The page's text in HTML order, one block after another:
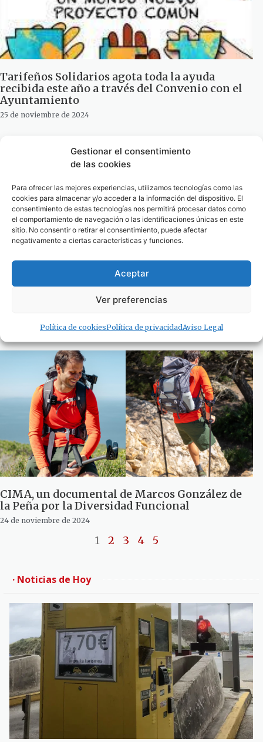
Gestionar el consentimiento
de las cookies
Para ofrecer las mejores experiencias, utilizamos tecnologías como las
cookies para almacenar y/o acceder a la información del dispositivo. El
consentimiento de estas tecnologías nos permitirá procesar datos como
el comportamiento de navegación o las identificaciones únicas en este
sitio. No consentir o retirar el consentimiento, puede afectar
negativamente a ciertas características y funciones.
Aceptar
Ver preferencias
Política de cookiesPolítica de privacidadAviso Legal
Tarifeños Solidarios agota toda la ayuda
recibida este año a través del Convenio con el
Ayuntamiento
25 de noviembre de 2024
La Delegación de Sanidad del Ayuntamiento de
Tarifa impulsa la «Mesa de la Salud»
CIMA, un documental de Marcos González de
la Peña por la Diversidad Funcional
24 de noviembre de 2024
1 2 3 4 5
· Noticias de Hoy